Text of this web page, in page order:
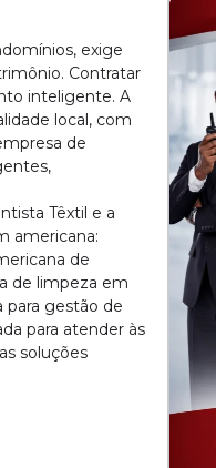
exige
Contratar
inteligente. A
local, com
de
Têxtil e a
americana:
de
de limpeza em
para gestão de
para atender às
soluções